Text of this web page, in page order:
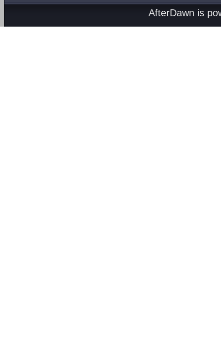
AfterDawn is